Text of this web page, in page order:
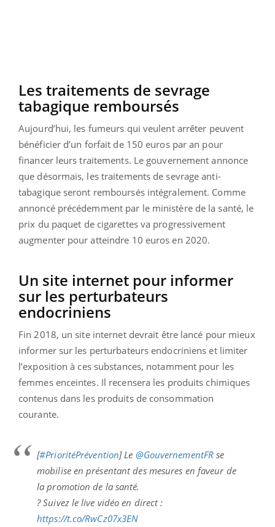
Les traitements de sevrage
tabagique remboursés
Aujourd’hui, les fumeurs qui veulent arrêter peuvent
bénéficier d’un forfait de 150 euros par an pour
financer leurs traitements. Le gouvernement annonce
que désormais, les traitements de sevrage anti-
tabagique seront remboursés intégralement. Comme
annoncé précédemment par le ministère de la santé, le
prix du paquet de cigarettes va progressivement
augmenter pour atteindre 10 euros en 2020.
Un site internet pour informer
sur les perturbateurs
endocriniens
Fin 2018, un site internet devrait être lancé pour mieux
informer sur les perturbateurs endocriniens et limiter
l’exposition à ces substances, notamment pour les
femmes enceintes. Il recensera les produits chimiques
contenus dans les produits de consommation
courante.
[#PrioritéPrévention] Le @GouvernementFR se
mobilise en présentant des mesures en faveur de
la promotion de la santé.
? Suivez le live vidéo en direct :
https://t.co/RwCz07x3EN